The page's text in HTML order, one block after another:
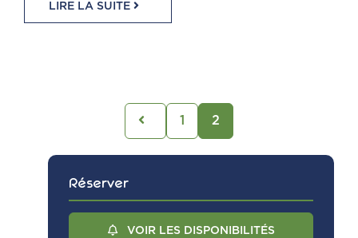
LIRE LA SUITE
Pagination des publications
1 2
Réserver
VOIR LES DISPONIBILITÉS